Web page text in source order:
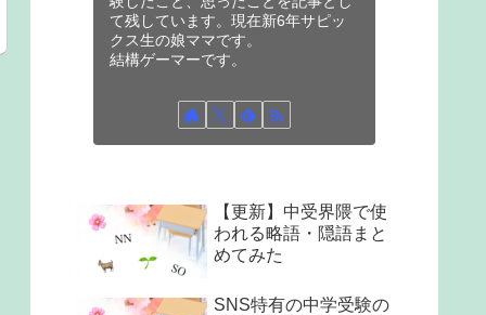
て残しています。現在新6年サピッ
クス生の娘ママです。
結構ゲーマーです。
【更新】中受界隈で使
われる略語・隠語まと
めてみた
SNS特有の中学受験の